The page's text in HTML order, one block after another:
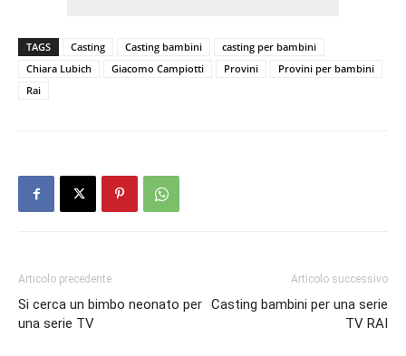
TAGS Casting Casting bambini
casting per bambini
Chiara Lubich
Giacomo Campiotti Provini
Provini per bambini
Rai
Articolo precedente
Si cerca un bimbo neonato per
una serie TV
Articolo successivo
Casting bambini per una serie
TV RAI